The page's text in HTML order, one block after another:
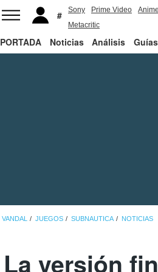
Sony Prime Video
Metacritic
PORTADA Noticias Análisis Guías
VANDAL JUEGOS SUBNAUTICA NOTICIAS
La versión